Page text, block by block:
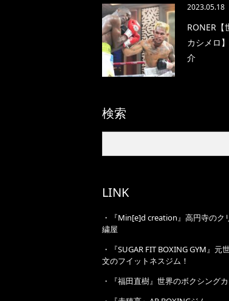
2023.05.18
RONER【
カシメロ
介
検索
LINK
・
『Min[e]d creation』高円寺のク
繍屋
・
『SUGAR FIT BOXING GYM』元
文のフイットネスジム！
・
『福田直樹』世界のボクシング